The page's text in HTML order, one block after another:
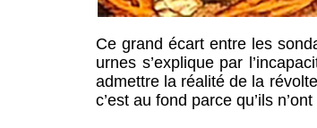
Ce grand écart entre les
urnes s’explique par
admettre la réalité de la
c’est au fond parce qu’ils